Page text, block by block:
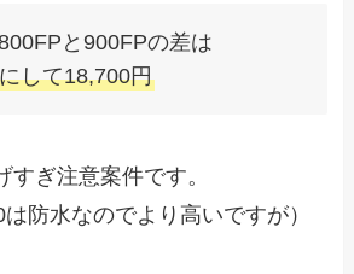
と900FPの差は
して18,700円
すぎ注意案件です。
は防水なのでより高いですが）